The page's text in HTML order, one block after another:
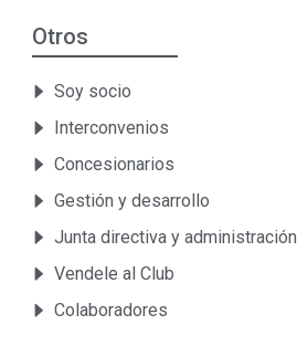
Otros
Soy socio
Interconvenios
Concesionarios
Gestión y desarrollo
Junta directiva y administración
Vendele al Club
Colaboradores